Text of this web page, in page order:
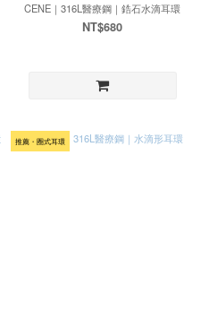
CENE｜316L醫療鋼｜鋯石水滴耳環
NT$680
推薦・圈式耳環